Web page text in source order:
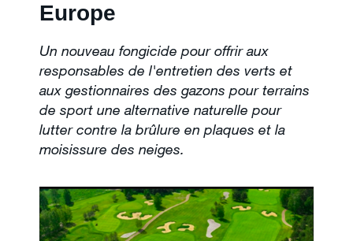
À propos
Contact
Newsletter
Grains Stockés
Europe
Un nouveau fongicide pour offrir aux
responsables de l'entretien des verts et
aux gestionnaires des gazons pour terrains
de sport une alternative naturelle pour
lutter contre la brûlure en plaques et la
moisissure des neiges.